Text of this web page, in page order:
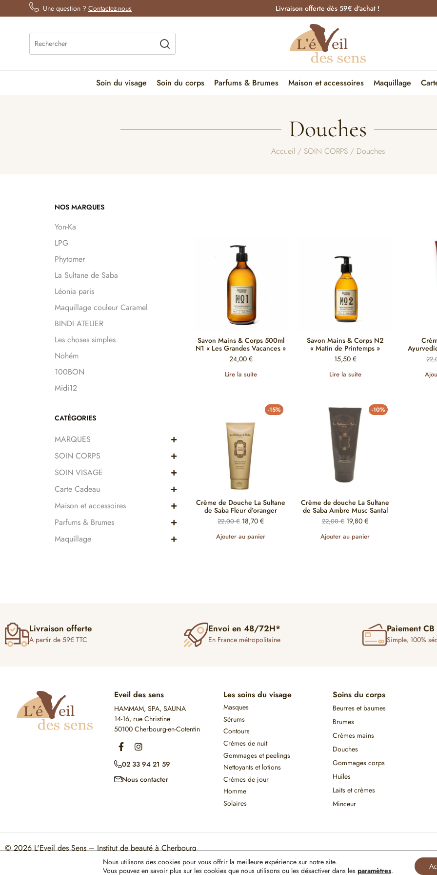
Une question ? Contactez-nous Livraison offerte dès 59€ d'achat !
Soin du visage Soin du corps Parfums & Brumes Maison et accessoires Maquillage
Douches
Accueil / SOIN CORPS/ Douches
NOS MARQUES
Yon-Ka
LPG
Phytomer
La Sultane de Saba
Léonia paris
Maquillage couleur Caramel
BINDI ATELIER
Les choses simples
Nohém
100BON
Midi12
CATÉGORIES
MARQUES
SOIN CORPS
SOIN VISAGE
Carte Cadeau
Maison et accessoires
Parfums & Brumes
Maquillage
Savon Mains & Corps 500ml
N1 « Les Grandes Vacances »
24,00 €
Lire la suite
Savon Mains & Corps N2
« Matin de Printemps »
15,50 €
Lire la suite
-15%
Crème de Douche La Sultane
de Saba Fleur d’oranger
22,00€ 18,70€
Ajouter au panier
-10%
Crème de douche La Sultane
de Saba Ambre Musc Santal
22,00€ 19,80€
Ajouter au panier
Livraison offerte
A partir de 59€ TTC
Envoi en 48/72H*
En France métropolitaine
Paiement CB
Simple, 100%
Eveil des sens
HAMMAM, SPA, SAUNA
14-16, rue Christine
50100 Cherbourg-en-Cotentin
02 33 94 21 59
Nous contacter
Les soins du visage
Masques
Sérums
Contours
Crèmes de nuit
Gommages et peelings
Nettoyants et lotions
Crèmes de jour
Homme
Solaires
Soins du corps
Beurres et baumes
Brumes
Crèmes mains
Douches
Gommages corps
Huiles
Laits et crèmes
Minceur
© 2026L'Eveil des Sens – Institut de beauté à Cherbourg
CGV
Ce site est protégé par reCAPTCHA. Les règles de confidentialité et les conditions d'utilisation de Google s'appliquent.
Nous utilisons des cookies pour vous offrir la meilleure expérience sur notre site.
Vous pouvez en savoir plus sur les cookies que nous utilisons ou les désactiver dans les paramètres.